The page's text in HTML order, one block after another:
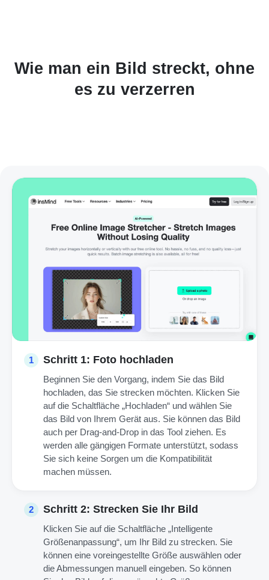
Wie man ein Bild streckt, ohne
es zu verzerren
1 Schritt 1: Foto hochladen
Beginnen Sie den Vorgang, indem Sie das Bild
hochladen, das Sie strecken möchten. Klicken Sie
auf die Schaltfläche „Hochladen“ und wählen Sie
das Bild von Ihrem Gerät aus. Sie können das Bild
auch per Drag-and-Drop in das Tool ziehen. Es
werden alle gängigen Formate unterstützt, sodass
Sie sich keine Sorgen um die Kompatibilität
machen müssen.
2 Schritt 2: Strecken Sie Ihr Bild
Klicken Sie auf die Schaltfläche „Intelligente
Größenanpassung“, um Ihr Bild zu strecken. Sie
können eine voreingestellte Größe auswählen oder
die Abmessungen manuell eingeben. So können